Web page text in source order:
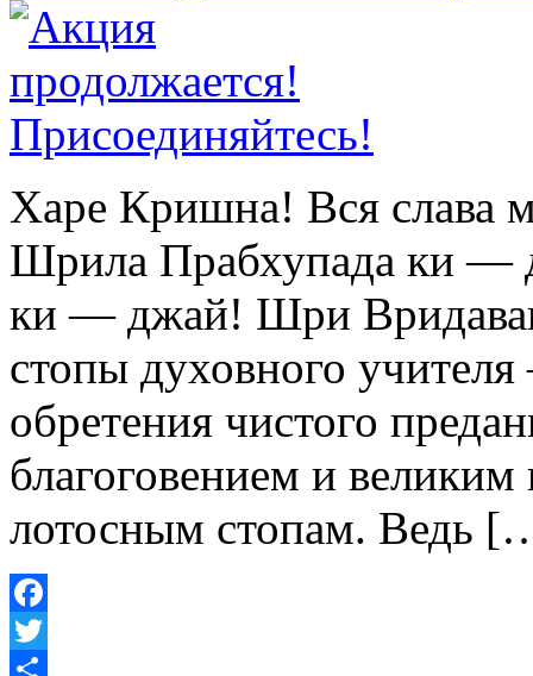
Харе Кришна! Вся слава
Шрила Прабхупада ки
ки — джай! Шри
стопы духовного
обретения чистого
благоговением и
лотосным стопам. Ведь
Facebook
Twitter